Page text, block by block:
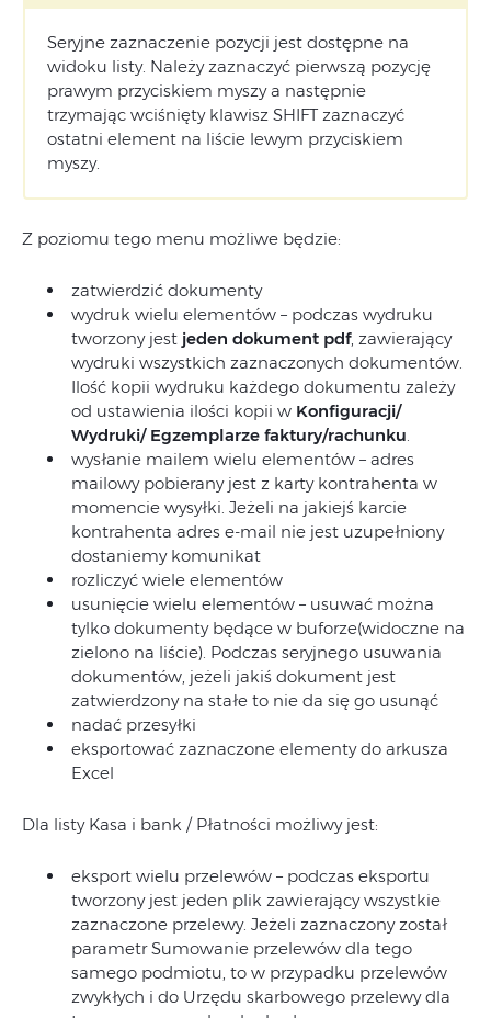
Seryjne zaznaczenie pozycji jest dostępne na
widoku listy. Należy zaznaczyć pierwszą pozycję
prawym przyciskiem myszy a następnie
trzymając wciśnięty klawisz SHIFT zaznaczyć
ostatni element na liście lewym przyciskiem
myszy.
Z poziomu tego menu możliwe będzie:
zatwierdzić dokumenty
wydruk wielu elementów – podczas wydruku
tworzony jest jeden dokument pdf, zawierający
wydruki wszystkich zaznaczonych dokumentów.
Ilość kopii wydruku każdego dokumentu zależy
od ustawienia ilości kopii w Konfiguracji/
Wydruki/ Egzemplarze faktury/rachunku.
wysłanie mailem wielu elementów – adres
mailowy pobierany jest z karty kontrahenta w
momencie wysyłki. Jeżeli na jakiejś karcie
kontrahenta adres e-mail nie jest uzupełniony
dostaniemy komunikat
rozliczyć wiele elementów
usunięcie wielu elementów – usuwać można
tylko dokumenty będące w buforze(widoczne na
zielono na liście). Podczas seryjnego usuwania
dokumentów, jeżeli jakiś dokument jest
zatwierdzony na stałe to nie da się go usunąć
nadać przesyłki
eksportować zaznaczone elementy do arkusza
Excel
Dla listy Kasa i bank / Płatności możliwy jest:
eksport wielu przelewów – podczas eksportu
tworzony jest jeden plik zawierający wszystkie
zaznaczone przelewy. Jeżeli zaznaczony został
parametr Sumowanie przelewów dla tego
samego podmiotu, to w przypadku przelewów
zwykłych i do Urzędu skarbowego przelewy dla